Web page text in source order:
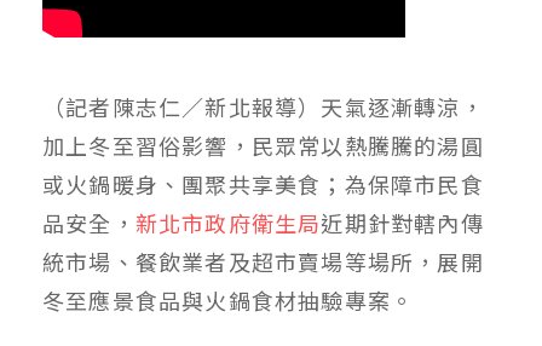
（記者陳志仁／新北報導）天氣逐漸轉涼，
加上冬至習俗影響，民眾常以熱騰騰的湯圓
或火鍋暖身、團聚共享美食；為保障市民食
品安全， 新北市政府衛生局近期針對轄內傳
統市場、餐飲業者及超市賣場等場所，展開
冬至應景食品與火鍋食材抽驗專案。